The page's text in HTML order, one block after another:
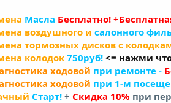
Масла Бесплатно!
воздушного и салонного
тормозных дисков с
колодок 750руб! <= нажми
ходовой при ремонте -
ходовой при 1-м
Старт! + Скидка 10% при